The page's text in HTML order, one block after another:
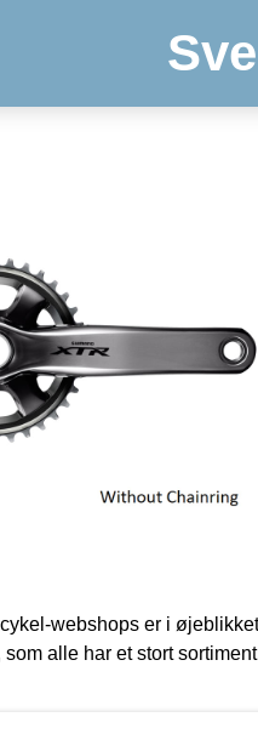
webshops er i
som alle har et stort